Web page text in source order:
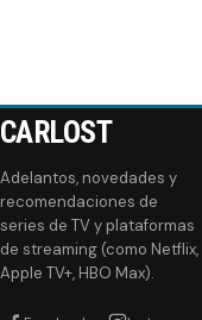
CARLOST
Adelantos, novedades y
recomendaciones de
series de TV y plataformas
de streaming (como Netflix,
Apple TV+, HBO Max).